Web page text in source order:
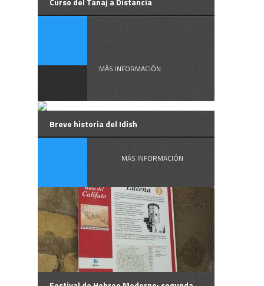
MÁS INFORMACIÓN
Breve historia del Idish
MÁS INFORMACIÓN